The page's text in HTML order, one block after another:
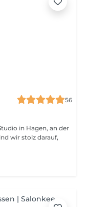
56
in Hagen, an der
wir stolz darauf,